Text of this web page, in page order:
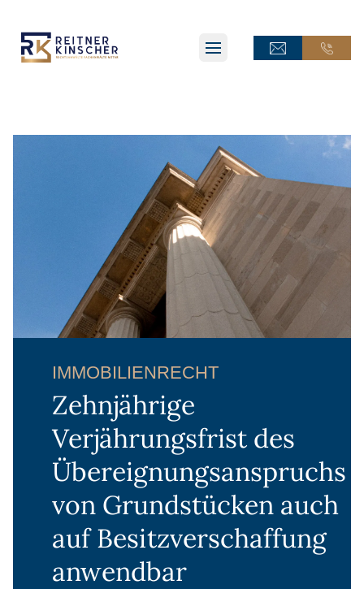
ONLINE-TERMINANFRAGE
ONLINE-TERMINANFRAGE
ONLINE-AKTE
IMMOBILIENRECHT
Zehnjährige
Verjährungsfrist des
Übereignungsanspruchs
von Grundstücken auch
auf Besitzverschaffung
anwendbar